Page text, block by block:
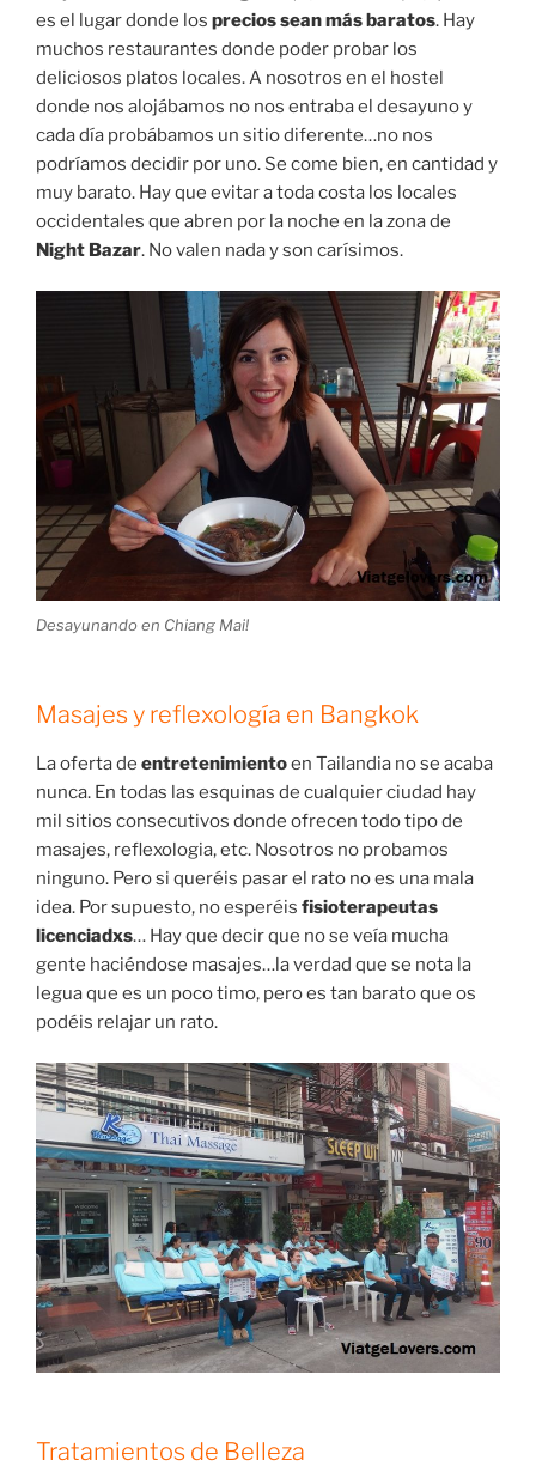
es el lugar donde los precios sean más baratos. Hay
muchos restaurantes donde poder probar los
deliciosos platos locales. A nosotros en el hostel
donde nos alojábamos no nos entraba el desayuno y
cada día probábamos un sitio diferente…no nos
podríamos decidir por uno. Se come bien, en cantidad y
muy barato. Hay que evitar a toda costa los locales
occidentales que abren por la noche en la zona de
Night Bazar. No valen nada y son carísimos.
Desayunando en Chiang Mai!
Masajes y reflexología en Bangkok
La oferta de entretenimientoen Tailandia no se acaba
nunca. En todas las esquinas de cualquier ciudad hay
mil sitios consecutivos donde ofrecen todo tipo de
masajes, reflexologia, etc. Nosotros no probamos
ninguno. Pero si queréis pasar el rato no es una mala
idea. Por supuesto, no esperéis fisioterapeutas
licenciadxs… Hay que decir que no se veía mucha
gente haciéndose masajes…la verdad que se nota la
legua que es un poco timo, pero es tan barato que os
podéis relajar un rato.
Tratamientos de Belleza